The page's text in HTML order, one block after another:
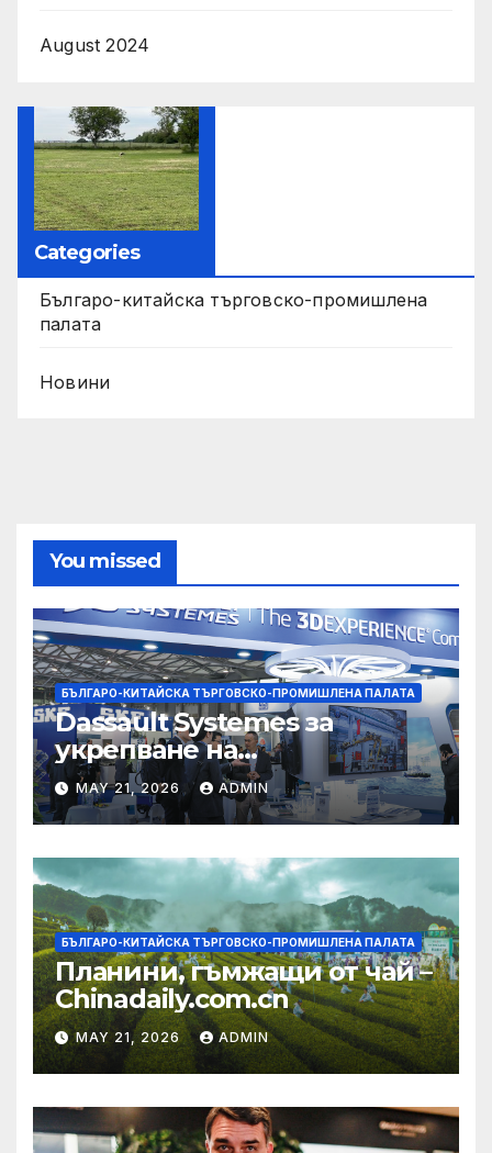
August 2024
Categories
Българо-китайска търговско-промишлена
палата
Новини
You missed
БЪЛГАРО-КИТАЙСКА ТЪРГОВСКО-ПРОМИШЛЕНА ПАЛАТА
Dassault Systemes за
укрепване на
изграждането на AI
екосистема в Китай
MAY 21, 2026 ADMIN
БЪЛГАРО-КИТАЙСКА ТЪРГОВСКО-ПРОМИШЛЕНА ПАЛАТА
Планини, гъмжащи от чай –
Chinadaily.com.cn
MAY 21, 2026 ADMIN